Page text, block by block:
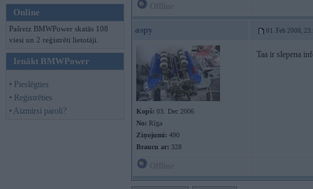
Online
Pašreiz BMWPower skatās 108
viesi un 2 reģistrēti lietotāji.
Ienākt BMWPower
• Pieslēgties
• Reģistrēties
• Aizmirsi paroli?
aspy 01. Feb 2008,
Kopš: 03. Dec 2006
No: Rīga
Ziņojumi: 490
Braucu ar: 328
Taa ir slepena